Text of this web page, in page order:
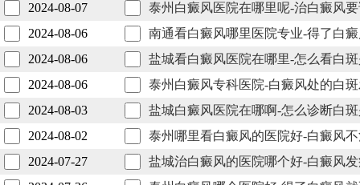
2024-08-07
泰州白癜风医院在哪里呢-治白癜风
2024-08-06
南通看白癜风哪里医院专业-得了白
2024-08-06
盐城看白癜风医院在哪里-怎么看白
2024-08-06
泰州白癜风专科医院-白癜风处的白
2024-08-03
盐城白癜风医院在哪啊-怎么诊断白
2024-08-02
泰州哪里看白癜风的医院好-白癜风
2024-07-27
盐城治白癜风的医院哪个好-白癜风